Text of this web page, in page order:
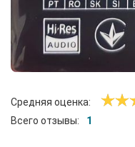
Средняя оценка:
Всего отзывы:
1